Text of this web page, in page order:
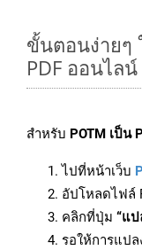
ขั้นตอนง่ายๆ
PDF ออนไลน์
สำหรับ POTM เป็น
ไปที่หน้าเว็บ
อัปโหลดไฟล์
คลิกที่ปุ่ม “แป
รอให้การแปล